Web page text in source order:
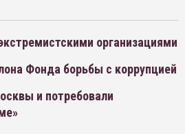
организациями
Фонда борьбы с коррупцией
и потребовали